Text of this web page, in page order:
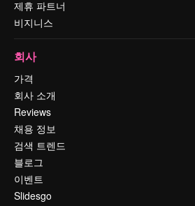
제휴 파트너
비지니스
회사
가격
회사 소개
Reviews
채용 정보
검색 트렌드
블로그
이벤트
Slidesgo